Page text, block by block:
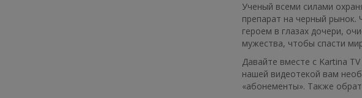
Ученый всеми силами
препарат на черный
героем в глазах дочери,
мужества, чтобы спасти
Давайте вместе с Kartina
нашей видеотекой вам
«абонементы». Также